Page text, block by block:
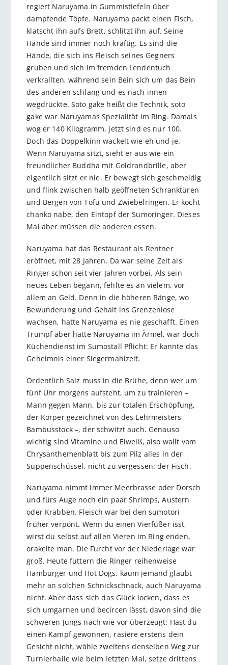
regiert Naruyama in Gummistiefeln über
dampfende Töpfe. Naruyama packt einen Fisch,
klatscht ihn aufs Brett, schlitzt ihn auf. Seine
Hände sind immer noch kräftig. Es sind die
Hände, die sich ins Fleisch seines Gegners
gruben und sich im fremden Lendentuch
verkrallten, während sein Bein sich um das Bein
des anderen schlang und es nach innen
wegdrückte. Soto gake heißt die Technik, soto
gake war Naruyamas Spezialität im Ring. Damals
wog er 140 Kilogramm, jetzt sind es nur 100.
Doch das Doppelkinn wackelt wie eh und je.
Wenn Naruyama sitzt, sieht er aus wie ein
freundlicher Buddha mit Goldrandbrille, aber
eigentlich sitzt er nie. Er bewegt sich geschmeidig
und flink zwischen halb geöffneten Schranktüren
und Bergen von Tofu und Zwiebelringen. Er kocht
chanko nabe, den Eintopf der Sumoringer. Dieses
Mal aber müssen die anderen essen.
Naruyama hat das Restaurant als Rentner
eröffnet, mit 28 Jahren. Da war seine Zeit als
Ringer schon seit vier Jahren vorbei. Als sein
neues Leben begann, fehlte es an vielem, vor
allem an Geld. Denn in die höheren Ränge, wo
Bewunderung und Gehalt ins Grenzenlose
wachsen, hatte Naruyama es nie geschafft. Einen
Trumpf aber hatte Naruyama im Ärmel, war doch
Küchendienst im Sumostall Pflicht: Er kannte das
Geheimnis einer Siegermahlzeit.
Ordentlich Salz muss in die Brühe, denn wer um
fünf Uhr morgens aufsteht, um zu trainieren –
Mann gegen Mann, bis zur totalen Erschöpfung,
der Körper gezeichnet von des Lehrmeisters
Bambusstock –, der schwitzt auch. Genauso
wichtig sind Vitamine und Eiweiß, also wallt vom
Chrysanthemenblatt bis zum Pilz alles in der
Suppenschüssel, nicht zu vergessen: der Fisch.
Naruyama nimmt immer Meerbrasse oder Dorsch
und fürs Auge noch ein paar Shrimps, Austern
oder Krabben. Fleisch war bei den sumotori
früher verpönt. Wenn du einen Vierfüßer isst,
wirst du selbst auf allen Vieren im Ring enden,
orakelte man. Die Furcht vor der Niederlage war
groß. Heute futtern die Ringer reihenweise
Hamburger und Hot Dogs, kaum jemand glaubt
mehr an solchen Schnickschnack, auch Naruyama
nicht. Aber dass sich das Glück locken, dass es
sich umgarnen und becircen lässt, davon sind die
schweren Jungs nach wie vor überzeugt: Hast du
einen Kampf gewonnen, rasiere erstens dein
Gesicht nicht, wähle zweitens denselben Weg zur
Turnierhalle wie beim letzten Mal, setze drittens